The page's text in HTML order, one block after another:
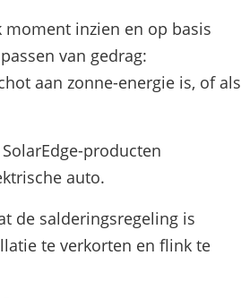
moment inzien en op basis
van gedrag:
aan zonne-energie is, of als
producten
auto.
de salderingsregeling is
te verkorten en flink te